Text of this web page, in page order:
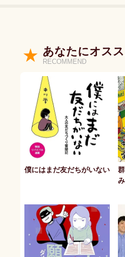
あなたにオスス
RECOMMEND
僕にはまだ友だちがいない